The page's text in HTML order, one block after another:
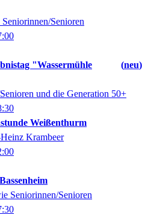
Senioren
"Wassermühle
neu
und die Generation 50+
Weißenthurm
Krambeer
Seniorinnen/Senioren